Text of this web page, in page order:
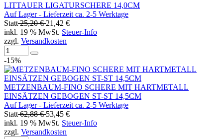
LITTAUER LIGATURSCHERE 14,0CM
Auf Lager - Lieferzeit ca. 2-5 Werktage
Statt25,20 €21,42 €
inkl. 19 % MwSt. Steuer-Info
zzgl. Versandkosten
-15%
METZENBAUM-FINO SCHERE MIT HARTMETALL
EINSÄTZEN GEBOGEN ST-ST 14,5CM
Auf Lager - Lieferzeit ca. 2-5 Werktage
Statt62,88 €53,45 €
inkl. 19 % MwSt. Steuer-Info
zzgl. Versandkosten